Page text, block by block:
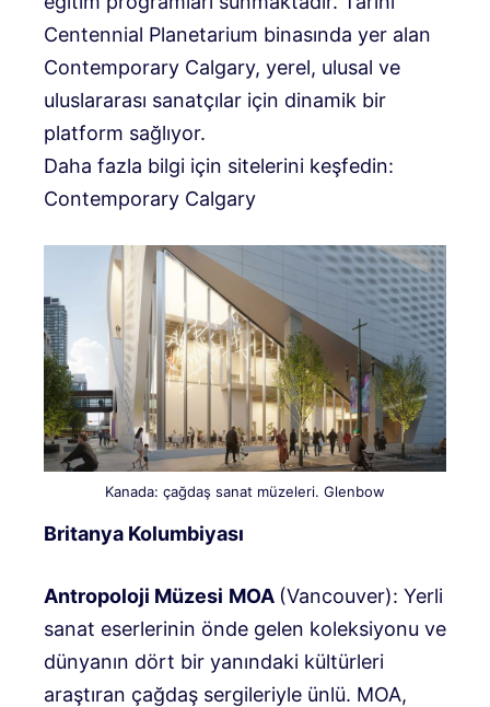
Centennial Planetarium binasında yer alan
Contemporary Calgary, yerel, ulusal ve
uluslararası sanatçılar için dinamik bir
platform sağlıyor.
Daha fazla bilgi için sitelerini keşfedin:
Contemporary Calgary
Kanada: çağdaş sanat müzeleri. Glenbow
Britanya Kolumbiyası
Antropoloji Müzesi MOA (Vancouver): Yerli
sanat eserlerinin önde gelen koleksiyonu ve
dünyanın dört bir yanındaki kültürleri
araştıran çağdaş sergileriyle ünlü. MOA,